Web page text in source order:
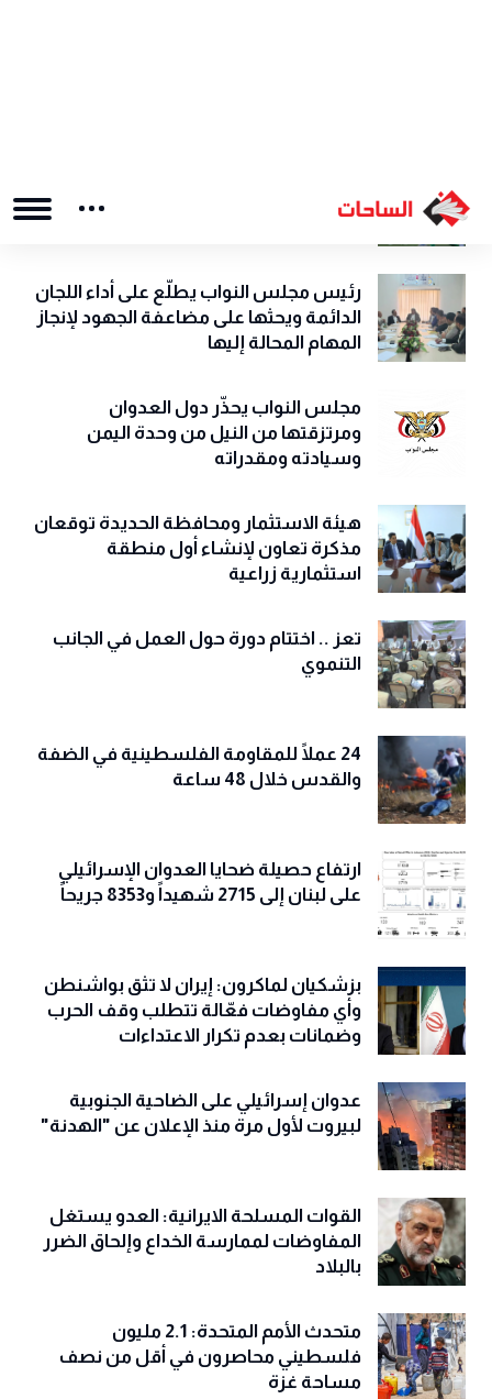
العام للقدم بفوز على شباب البيضاء
رئيس مجلس النواب يطلّع على أداء اللجان
الدائمة ويحثها على مضاعفة الجهود لإنجاز
المهام المحالة إليها
مجلس النواب يحذّّر دول العدوان
ومرتزقتها من النيل من وحدة اليمن
وسيادته ومقدراته
هيئة الاستثمار ومحافظة الحديدة توقعان
مذكرة تعاون لإنشاء أول منطقة
استثمارية زراعية
تعز .. اختتام دورة حول العمل في الجانب
التنموي
24 عملًا للمقاومة الفلسطينية في الضفة
والقدس خلال 48 ساعة
ارتفاع حصيلة ضحايا العدوان الإسرائيلي
على لبنان إلى 2715 شهيداً و8353 جريحاً
بزشكيان لماكرون: إيران لا تثق بواشنطن
وأي مفاوضات فعّالة تتطلب وقف الحرب
وضمانات بعدم تكرار الاعتداءات
عدوان إسرائيلي على الضاحية الجنوبية
لبيروت لأول مرة منذ الإعلان عن "الهدنة"
القوات المسلحة الايرانية: العدو يستغل
المفاوضات لممارسة الخداع وإلحاق الضرر
بالبلاد
متحدث الأمم المتحدة: 2.1 مليون
فلسطيني محاصرون في أقل من نصف
مساحة غزة